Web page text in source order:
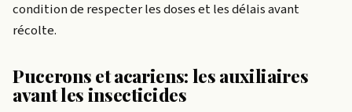
condition de respecter les doses et les délais avant
récolte.
Pucerons et acariens: les auxiliaires
avant les insecticides